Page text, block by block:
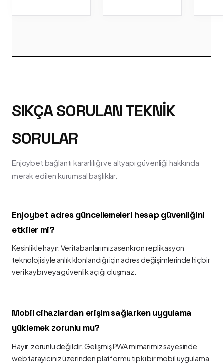
SIKÇA SORULAN TEKNIK
SORULAR
Enjoybet bağlantı kararlılığı ve altyapı güvenliği hakkında
merak edilen kurumsal başlıklar.
Enjoybet adres güncellemeleri hesap güvenliğini
etkiler mi?
Kesinlikle hayır. Veritabanlarımız asenkron replikasyon
teknolojisiyle anlık klonlandığı için adres değişimlerinde hiçbir
veri kaybı veya güvenlik açığı oluşmaz.
Mobil cihazlardan erişim sağlarken uygulama
yüklemek zorunlu mu?
Hayır, zorunlu değildir. Gelişmiş PWA mimarimiz sayesinde
web tarayıcınız üzerinden platformu tıpkı bir mobil uygulama